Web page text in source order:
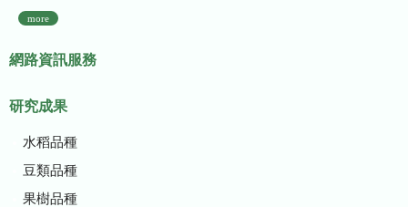
more
網路資訊服務
研究成果
水稻品種
豆類品種
果樹品種